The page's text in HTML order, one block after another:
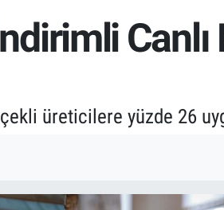
üreticilere yüzde 26